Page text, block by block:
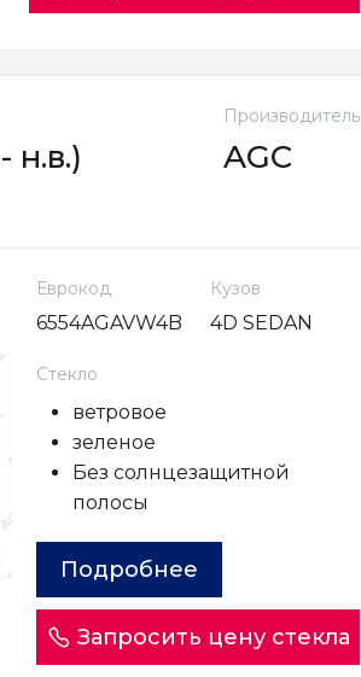
н.в.)
Производитель
AGC
Еврокод
6554AGAVW4B
Кузов
4D SEDAN
Стекло
ветровое
зеленое
Без солнцезащитной
полосы
Подробнее
Запросить цену стекла